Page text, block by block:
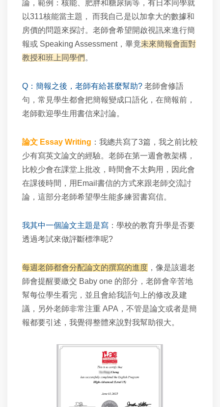
論，範例：核能、肥胖和糖尿病等，有日本同學就
以311核能當主題， 而我自己是以加拿大的數據和
房價的問題來探討。 老師會希望開啟視訊來進行簡
報或 Speaking Assessment，畢竟未來簡報會面對
教授和班上同學們 。
Q： 簡報之後，老師有給甚麼幫助? 老師會修語
句，常見學生都會把簡報變成口語化，在簡報前，
老師歡迎學生用書信來討論。
論文 Essay Writing ：我總共寫了3篇，我之前比較
少有寫英文論文的經驗。老師在第一週會教架構，
比較少會在課堂上批改，時間會不太夠用，因此會
在課後時間，用Email書信的方式來跟老師交流討
論，這部分老師希望學生能多練習書寫信。
我其中一個論文主題是寫 ：學校的教育升學是否要
透過考試來做評斷標準呢?
每週老師都會分配論文的撰寫的進度 ，像是該週老
師會提醒要繳交 Baby one 的部分，老師會辛苦地
幫每位學生看完，並且會給我語句上的修改及建
議，另外老師非常注重 APA，不管是論文或者是簡
報都要引述，我覺得整體來說對我幫助很大。